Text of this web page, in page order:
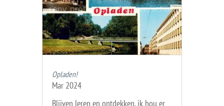
Opladen!
Mar 2024
Blijven leren en ontdekken, ik hou er